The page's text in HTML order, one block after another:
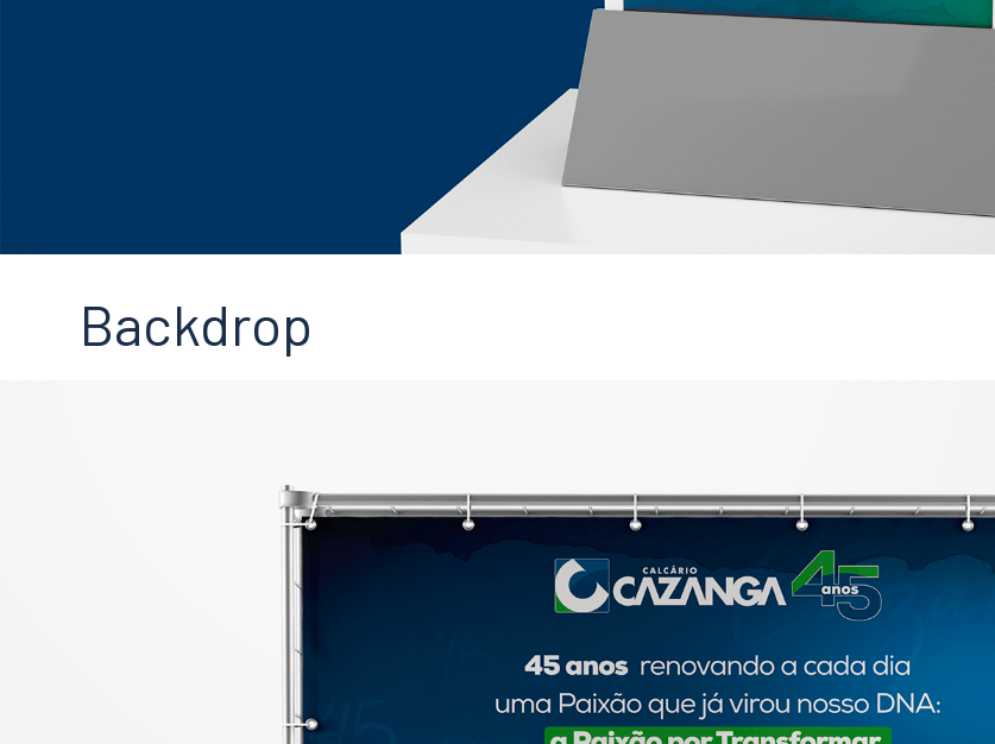
Backdrop